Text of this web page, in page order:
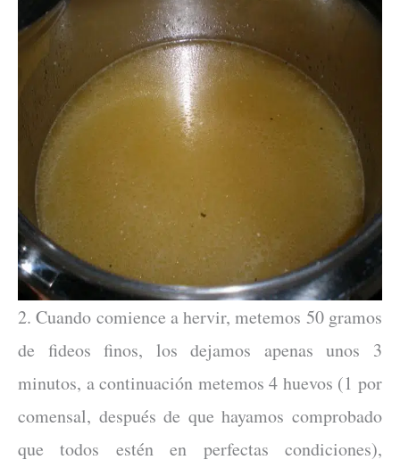
2. Cuando comience a hervir, metemos 50 gramos
de fideos finos, los dejamos apenas unos 3
minutos, a continuación metemos 4 huevos (1 por
comensal, después de que hayamos comprobado
que todos estén en perfectas condiciones),